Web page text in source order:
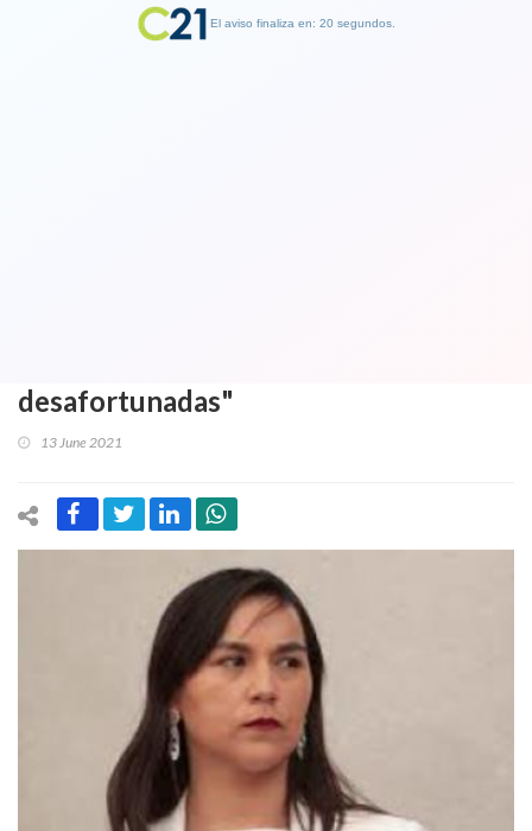
desafortunadas"
13 June 2021
El aviso finaliza en: 19 segundos.